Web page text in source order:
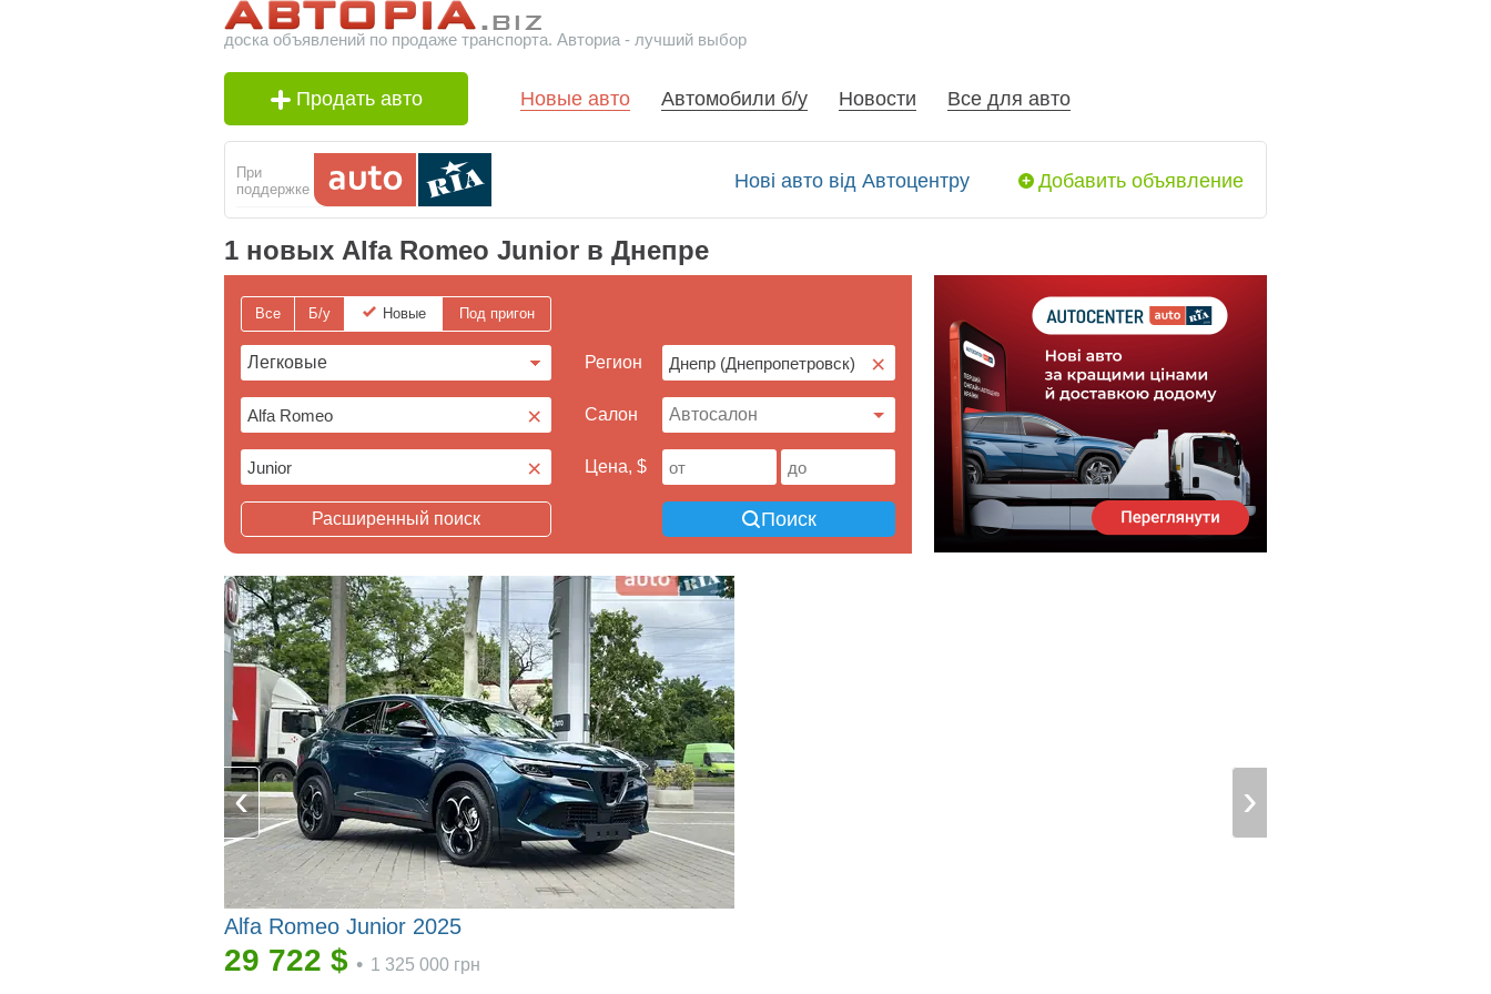
доска объявлений по продаже транспорта. Авториа - лучший выбор
Продать авто Новые авто Автомобили б/у Новости Все для авто
При
поддержке
Нові авто від Автоцентру Добавить объявление
1 новых Alfa Romeo Junior в Днепре
Все Б/у Новые Под пригон
×
×
Регион ×
Cалон
Цена, $
Расширенный поиск Поиск
Alfa Romeo Junior 2025
29 722 $ • 1 325 000 грн